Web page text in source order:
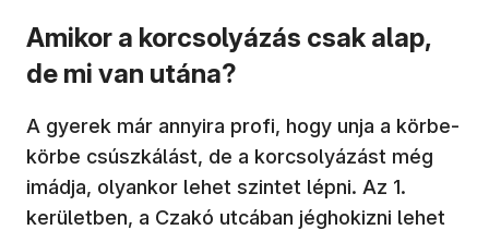
Amikor a korcsolyázás csak alap,
de mi van utána?
A gyerek már annyira profi, hogy unja a körbe-
körbe csúszkálást, de a korcsolyázást még
imádja, olyankor lehet szintet lépni. Az 1.
kerületben, a Czakó utcában jéghokizni lehet